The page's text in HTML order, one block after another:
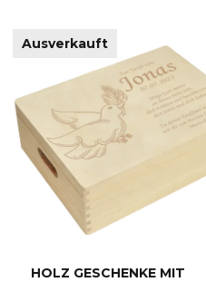
Ausverkauft
HOLZ GESCHENKE MIT